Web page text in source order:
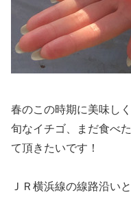
春のこの時期に美味し
旬なイチゴ、まだ食べ
て頂きたいです！
ＪＲ横浜線の線路沿い